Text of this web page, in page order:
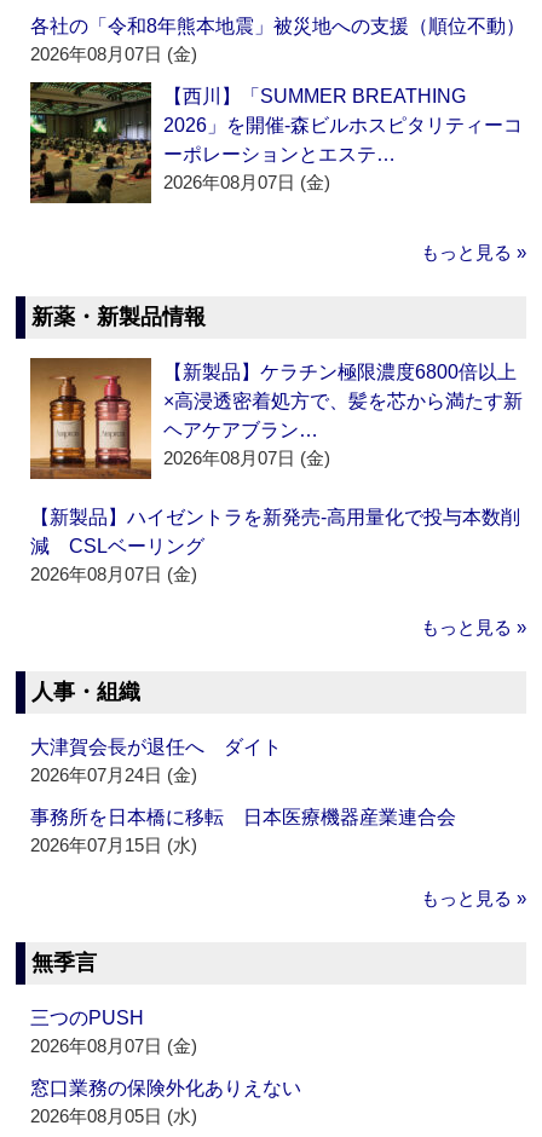
各社の「令和8年熊本地震」被災地への支援（順位不動）
2026年08月07日 (金)
【西川】「SUMMER BREATHING
2026」を開催‐森ビルホスピタリティーコ
ーポレーションとエステ…
2026年08月07日 (金)
もっと見る »
新薬・新製品情報
【新製品】ケラチン極限濃度6800倍以上
×高浸透密着処方で、髪を芯から満たす新
ヘアケアブラン…
2026年08月07日 (金)
【新製品】ハイゼントラを新発売‐高用量化で投与本数削
減 CSLベーリング
2026年08月07日 (金)
もっと見る »
人事・組織
大津賀会長が退任へ ダイト
2026年07月24日 (金)
事務所を日本橋に移転 日本医療機器産業連合会
2026年07月15日 (水)
もっと見る »
無季言
三つのPUSH
2026年08月07日 (金)
窓口業務の保険外化ありえない
2026年08月05日 (水)